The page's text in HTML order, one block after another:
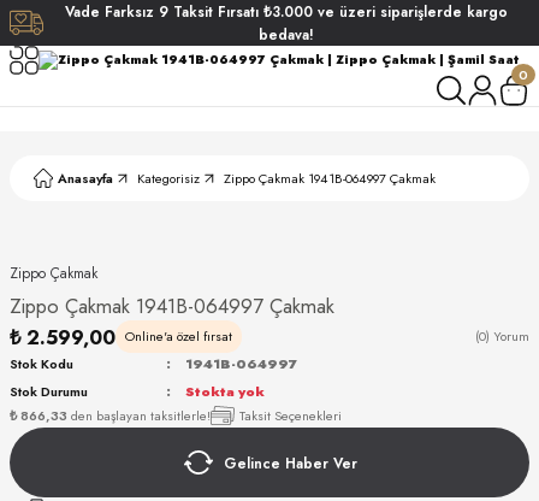
Vade Farksız 9 Taksit Fırsatı ₺3.000 ve üzeri siparişlerde kargo
bedava!
0
Anasayfa Kategorisiz Zippo Çakmak 1941B-064997 Çakmak
Zippo Çakmak
Zippo Çakmak 1941B-064997 Çakmak
₺ 2.599,00 Online'a özel fırsat (0) Yorum
₺ 866,33 den başlayan taksitlerle! Taksit Seçenekleri
Stok Kodu
1941B-064997
Stok Durumu
Stokta yok
Gelince Haber Ver